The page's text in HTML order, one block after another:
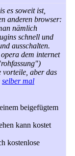
es soweit ist,
anderen browser:
nämlich
schnell und
ausschalten.
dem internet
vorteile, aber das
selber mal
beigefügtem
kann kostet
kostenlose